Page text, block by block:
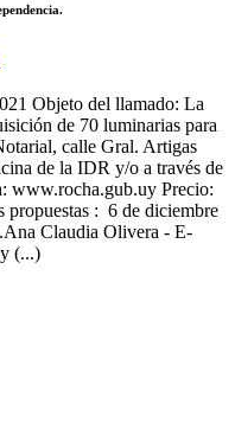
Objeto del llamado: La
de 70 luminarias para
calle Gral. Artigas
de la IDR y/o a través de
www.rocha.gub.uy Precio:
propuestas : 6 de diciembre
Claudia Olivera - E-
(...)